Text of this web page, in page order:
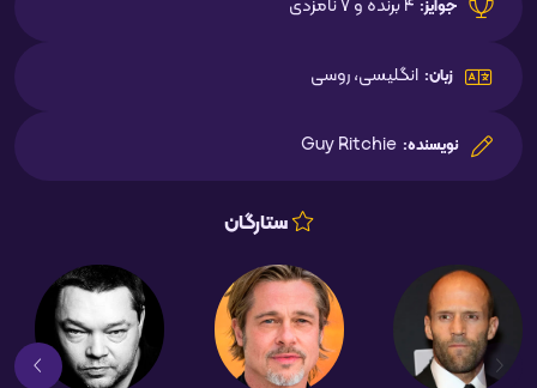
جوایز: 4 برنده و 7 نامزدی
زبان: انگلیسی، روسی
نویسنده: Guy Ritchie
ستارگان